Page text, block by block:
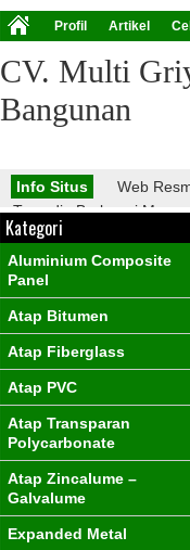
Profil Artikel
CV. Multi
Bangunan
Info Situs Web
Tersedia Berbagai
Atap Galvalume, Atap
Info Promo
Kategori
Aluminium Composite
Panel
Atap Bitumen
Atap Fiberglass
Atap PVC
Atap Transparan
Polycarbonate
Atap Zincalume –
Galvalume
Expanded Metal